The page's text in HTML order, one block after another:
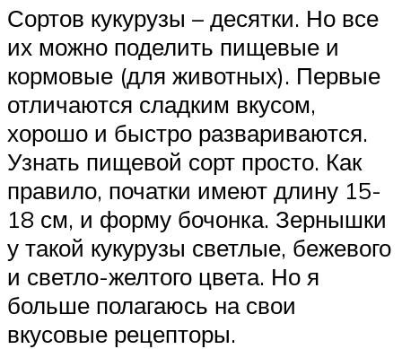
Сортов кукурузы – десятки. Но все
их можно поделить пищевые и
кормовые (для животных). Первые
отличаются сладким вкусом,
хорошо и быстро развариваются.
Узнать пищевой сорт просто. Как
правило, початки имеют длину 15-
18 см, и форму бочонка. Зернышки
у такой кукурузы светлые, бежевого
и светло-желтого цвета. Но я
больше полагаюсь на свои
вкусовые рецепторы.